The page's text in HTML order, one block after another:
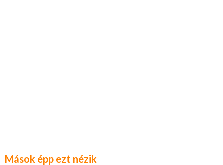
Mások épp ezt nézik